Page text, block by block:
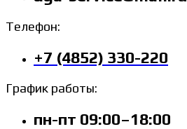
Телефон:
+7 (4852) 330-220
График работы:
пн-пт 09:00–18:00